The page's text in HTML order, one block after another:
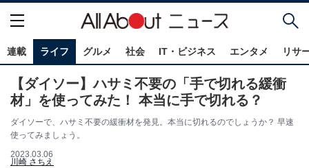
連載 ライフ グルメ 社会 IT・ビジネス エンタメ リサ
【ダイソー】ハサミ不要の「手で切れる緩衝
材」を使ってみた！ 本当に手で切れる？
ダイソーで、ハサミ不要の緩衝材を発見。本当に切れるのでしょうか？ 早速
使ってみましょう。
2023.03.06
川崎 さちえ